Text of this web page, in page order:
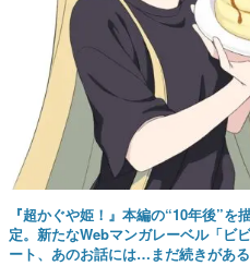
『超かぐや姫！』本編の“10年後”
定。新たなWebマンガレーベル「ビ
ート、あのお話には…まだ続きがある